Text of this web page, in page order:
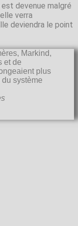
devenue malgré
verra
deviendra le point
Markind,
et de
plus
système